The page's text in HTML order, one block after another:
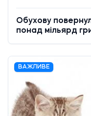
Обухову
понад мільярд
ВАЖЛИВЕ